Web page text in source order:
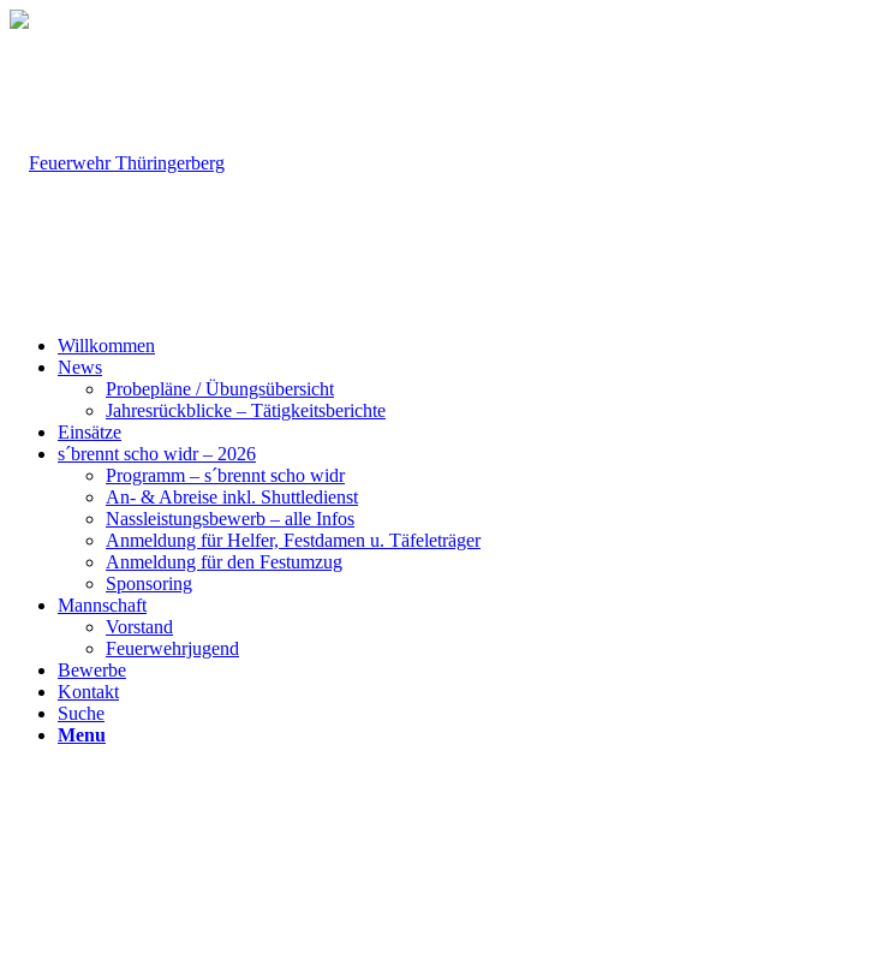
Willkommen
News
Probepläne / Übungsübersicht
Jahresrückblicke – Tätigkeitsberichte
Einsätze
s´brennt scho widr – 2026
Programm – s´brennt scho widr
An- & Abreise inkl. Shuttledienst
Nassleistungsbewerb – alle Infos
Anmeldung für Helfer, Festdamen u. Täfeleträger
Anmeldung für den Festumzug
Sponsoring
Mannschaft
Vorstand
Feuerwehrjugend
Bewerbe
Kontakt
Suche
Menu